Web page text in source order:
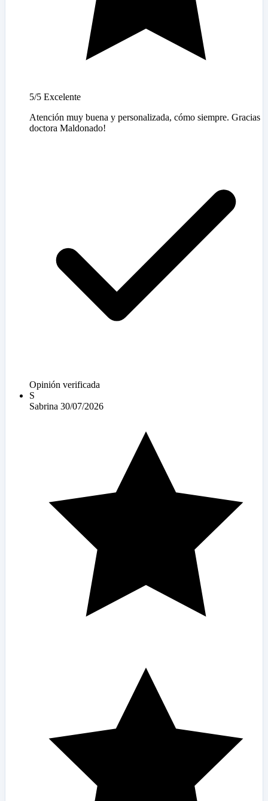
5/5 Excelente
Atención muy buena y personalizada, cómo siempre. Gracias
doctora Maldonado!
Opinión verificada
S
Sabrina 30/07/2026